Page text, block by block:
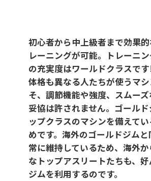
初心者から中上級者まで効果
レーニングが可能。
トレーニ
の充実度はワールドクラスで
体格も異なる人たちが使うマ
そ、調節機能や強度、スムー
妥協は許されません。ゴール
ップクラスのマシンを備えて
めです。海外のゴールドジム
常に維持しているため、海外
なトップアスリートたちも、
ジムを利用するのです。